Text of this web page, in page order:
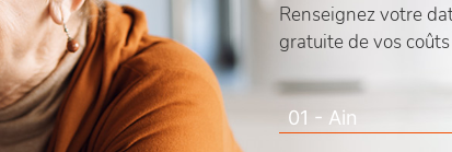
Renseignez votre
gratuite de vos coûts
01 - Ain